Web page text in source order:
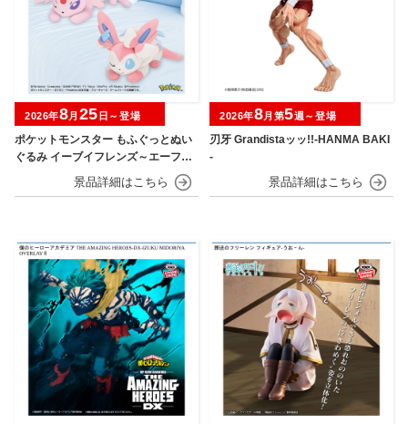
ポケットモンスター もふぐっとぬい
ぐるみ イーブイフレンズ～エーフ
ィ・ニンフィア～おひるねver.
2026年8月 25 日～登場
刃牙 Grandistaッッ!!-HANMA BAKI
-
2026年8月第5週～登場